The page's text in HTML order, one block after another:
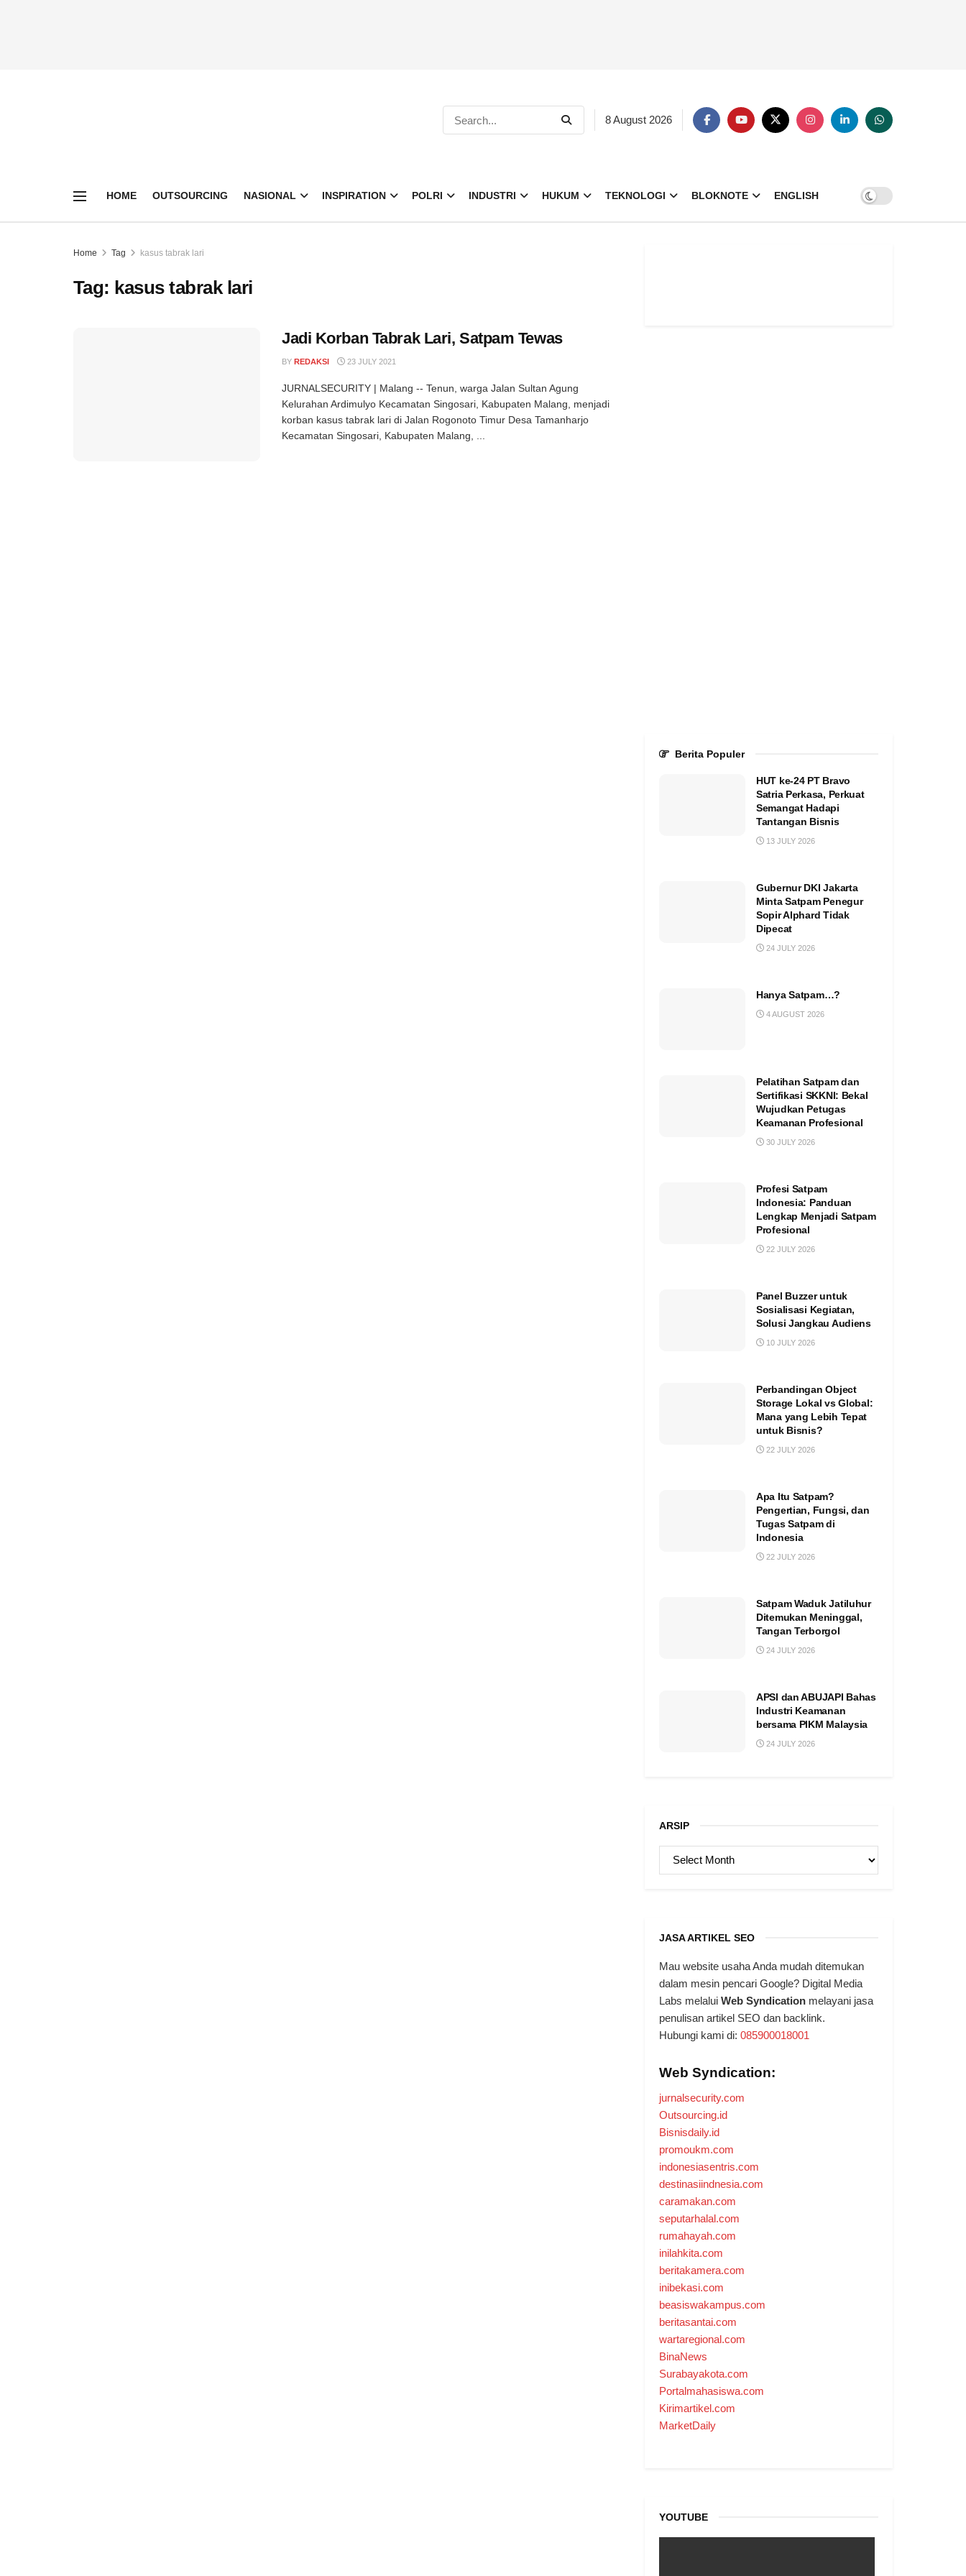
8 August 2026
HOME OUTSOURCING NASIONAL INSPIRATION POLRI INDUSTRI HUKUM TEKNOLOGI BLOKNOTE ENGLISH
Home Tag kasus tabrak lari
Tag: kasus tabrak lari
Jadi Korban Tabrak Lari, Satpam Tewas
BY REDAKSI 23 JULY 2021
JURNALSECURITY | Malang -- Tenun, warga Jalan Sultan Agung
Kelurahan Ardimulyo Kecamatan Singosari, Kabupaten Malang, menjadi
korban kasus tabrak lari di Jalan Rogonoto Timur Desa Tamanharjo
Kecamatan Singosari, Kabupaten Malang, ...
Berita Populer
HUT ke-24 PT Bravo
Satria Perkasa, Perkuat
Semangat Hadapi
Tantangan Bisnis
13 JULY 2026
Gubernur DKI Jakarta
Minta Satpam Penegur
Sopir Alphard Tidak
Dipecat
24 JULY 2026
Hanya Satpam…?
4 AUGUST 2026
Pelatihan Satpam dan
Sertifikasi SKKNI: Bekal
Wujudkan Petugas
Keamanan Profesional
30 JULY 2026
Profesi Satpam
Indonesia: Panduan
Lengkap Menjadi Satpam
Profesional
22 JULY 2026
Panel Buzzer untuk
Sosialisasi Kegiatan,
Solusi Jangkau Audiens
10 JULY 2026
Perbandingan Object
Storage Lokal vs Global:
Mana yang Lebih Tepat
untuk Bisnis?
22 JULY 2026
Apa Itu Satpam?
Pengertian, Fungsi, dan
Tugas Satpam di
Indonesia
22 JULY 2026
Satpam Waduk Jatiluhur
Ditemukan Meninggal,
Tangan Terborgol
24 JULY 2026
APSI dan ABUJAPI Bahas
Industri Keamanan
bersama PIKM Malaysia
24 JULY 2026
ARSIP
ARSIP
JASA ARTIKEL SEO
Mau website usaha Anda mudah ditemukan
dalam mesin pencari Google? Digital Media
Labs melalui Web Syndication melayani jasa
penulisan artikel SEO dan backlink.
Hubungi kami di: 085900018001
Web Syndication:
jurnalsecurity.com
Outsourcing.id
Bisnisdaily.id
promoukm.com
indonesiasentris.com
destinasiindnesia.com
caramakan.com
seputarhalal.com
rumahayah.com
inilahkita.com
beritakamera.com
inibekasi.com
beasiswakampus.com
beritasantai.com
wartaregional.com
BinaNews
Surabayakota.com
Portalmahasiswa.com
Kirimartikel.com
MarketDaily
YOUTUBE